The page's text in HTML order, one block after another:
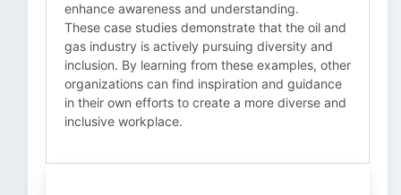
enhance awareness and understanding.
These case studies demonstrate that the oil and
gas industry is actively pursuing diversity and
inclusion. By learning from these examples, other
organizations can find inspiration and guidance
in their own efforts to create a more diverse and
inclusive workplace.